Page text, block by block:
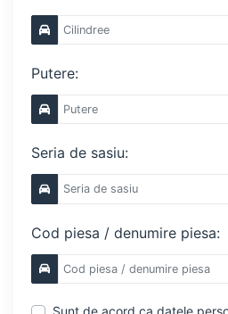
Putere:
Seria de sasiu:
Cod piesa / denumire piesa:
Sunt de acord ca datele